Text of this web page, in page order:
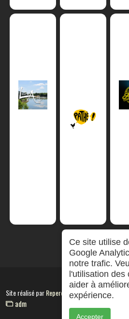
Site réalisé parRepereCom
adm
Ce site utilise
Google
notre trafic.
l'utilisation
aider à
expérience.
Accepter